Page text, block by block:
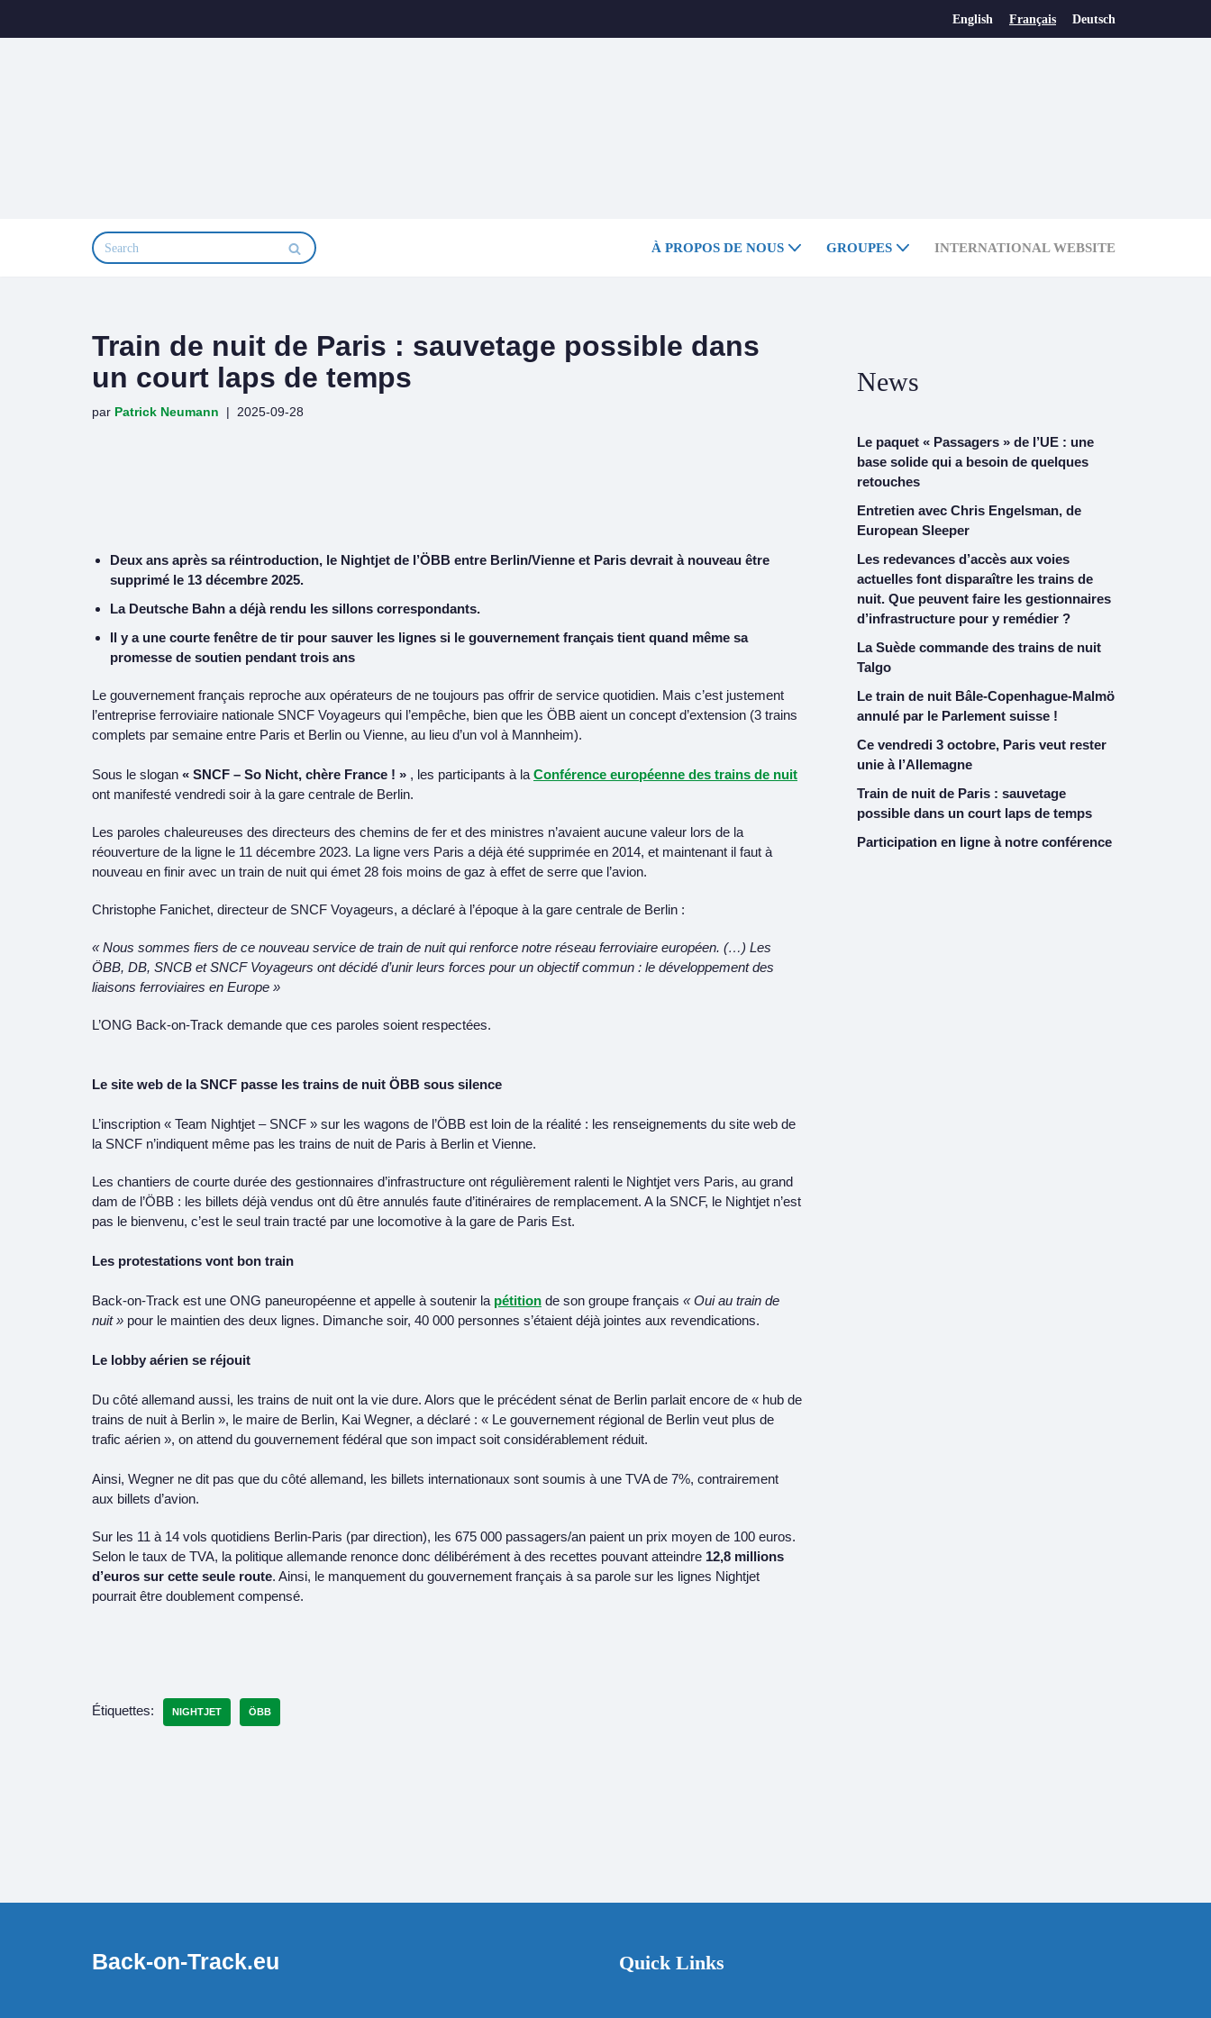
English Français Deutsch
À PROPOS DE NOUS GROUPES INTERNATIONAL WEBSITE
Train de nuit de Paris : sauvetage possible dans
un court laps de temps
par Patrick Neumann 2025-09-28
Deux ans après sa réintroduction, le Nightjet de l’ÖBB entre Berlin/Vienne et Paris devrait à nouveau être
supprimé le 13 décembre 2025.
La Deutsche Bahn a déjà rendu les sillons correspondants.
Il y a une courte fenêtre de tir pour sauver les lignes si le gouvernement français tient quand même sa
promesse de soutien pendant trois ans
Le gouvernement français reproche aux opérateurs de ne toujours pas offrir de service quotidien. Mais c’est justement
l’entreprise ferroviaire nationale SNCF Voyageurs qui l’empêche, bien que les ÖBB aient un concept d’extension (3 trains
complets par semaine entre Paris et Berlin ou Vienne, au lieu d’un vol à Mannheim).
Sous le slogan « SNCF – So Nicht, chère France ! » , les participants à la Conférence européenne des trains de nuit
ont manifesté vendredi soir à la gare centrale de Berlin.
Les paroles chaleureuses des directeurs des chemins de fer et des ministres n’avaient aucune valeur lors de la
réouverture de la ligne le 11 décembre 2023. La ligne vers Paris a déjà été supprimée en 2014, et maintenant il faut à
nouveau en finir avec un train de nuit qui émet 28 fois moins de gaz à effet de serre que l’avion.
Christophe Fanichet, directeur de SNCF Voyageurs, a déclaré à l’époque à la gare centrale de Berlin :
« Nous sommes fiers de ce nouveau service de train de nuit qui renforce notre réseau ferroviaire européen. (…) Les
ÖBB, DB, SNCB et SNCF Voyageurs ont décidé d’unir leurs forces pour un objectif commun : le développement des
liaisons ferroviaires en Europe »
L’ONG Back-on-Track demande que ces paroles soient respectées.
Le site web de la SNCF passe les trains de nuit ÖBB sous silence
L’inscription « Team Nightjet – SNCF » sur les wagons de l’ÖBB est loin de la réalité : les renseignements du site web de
la SNCF n’indiquent même pas les trains de nuit de Paris à Berlin et Vienne.
Les chantiers de courte durée des gestionnaires d’infrastructure ont régulièrement ralenti le Nightjet vers Paris, au grand
dam de l’ÖBB : les billets déjà vendus ont dû être annulés faute d’itinéraires de remplacement. A la SNCF, le Nightjet n’est
pas le bienvenu, c’est le seul train tracté par une locomotive à la gare de Paris Est.
Les protestations vont bon train
Back-on-Track est une ONG paneuropéenne et appelle à soutenir la pétition de son groupe français « Oui au train de
nuit » pour le maintien des deux lignes. Dimanche soir, 40 000 personnes s’étaient déjà jointes aux revendications.
Le lobby aérien se réjouit
Du côté allemand aussi, les trains de nuit ont la vie dure. Alors que le précédent sénat de Berlin parlait encore de « hub de
trains de nuit à Berlin », le maire de Berlin, Kai Wegner, a déclaré : « Le gouvernement régional de Berlin veut plus de
trafic aérien », on attend du gouvernement fédéral que son impact soit considérablement réduit.
Ainsi, Wegner ne dit pas que du côté allemand, les billets internationaux sont soumis à une TVA de 7%, contrairement
aux billets d’avion.
Sur les 11 à 14 vols quotidiens Berlin-Paris (par direction), les 675 000 passagers/an paient un prix moyen de 100 euros.
Selon le taux de TVA, la politique allemande renonce donc délibérément à des recettes pouvant atteindre 12,8 millions
d’euros sur cette seule route. Ainsi, le manquement du gouvernement français à sa parole sur les lignes Nightjet
pourrait être doublement compensé.
Étiquettes: NIGHTJET ÖBB
News
Le paquet « Passagers » de l’UE : une
base solide qui a besoin de quelques
retouches
Entretien avec Chris Engelsman, de
European Sleeper
Les redevances d’accès aux voies
actuelles font disparaître les trains de
nuit. Que peuvent faire les gestionnaires
d’infrastructure pour y remédier ?
La Suède commande des trains de nuit
Talgo
Le train de nuit Bâle-Copenhague-Malmö
annulé par le Parlement suisse !
Ce vendredi 3 octobre, Paris veut rester
unie à l’Allemagne
Train de nuit de Paris : sauvetage
possible dans un court laps de temps
Participation en ligne à notre conférence
Back-on-Track.eu Quick Links